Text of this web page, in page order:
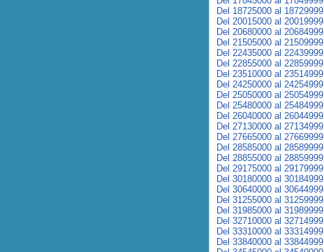
Del 18725000 al 18729999
Del 20015000 al 20019999
Del 20680000 al 20684999
Del 21505000 al 21509999
Del 22435000 al 22439999
Del 22855000 al 22859999
Del 23510000 al 23514999
Del 24250000 al 24254999
Del 25050000 al 25054999
Del 25480000 al 25484999
Del 26040000 al 26044999
Del 27130000 al 27134999
Del 27665000 al 27669999
Del 28585000 al 28589999
Del 28855000 al 28859999
Del 29175000 al 29179999
Del 30180000 al 30184999
Del 30640000 al 30644999
Del 31255000 al 31259999
Del 31985000 al 31989999
Del 32710000 al 32714999
Del 33310000 al 33314999
Del 33840000 al 33844999